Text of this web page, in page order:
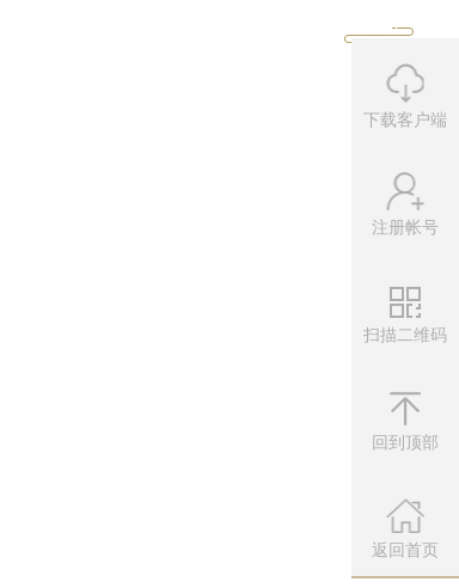
下载客户端
注册帐号
扫描二维码
扫描左侧二
回到顶部
返回首页